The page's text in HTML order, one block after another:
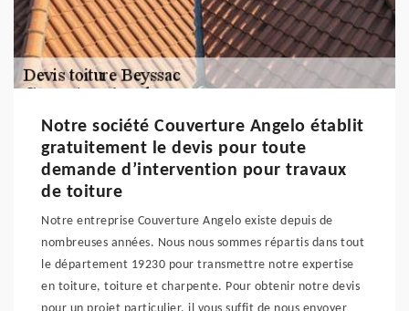
Notre société Couverture Angelo établit
gratuitement le devis pour toute
demande d’intervention pour travaux
de toiture
Notre entreprise Couverture Angelo existe depuis de
nombreuses années. Nous nous sommes répartis dans tout
le département 19230 pour transmettre notre expertise
en toiture, toiture et charpente. Pour obtenir notre devis